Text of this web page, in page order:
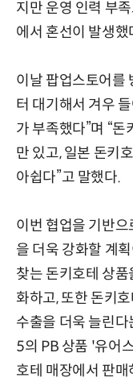
지만 운영 인력 부
에서 혼선이 발생했
이날 팝업스토어를
터 대기해서 겨우
가 부족했다”며 “
만 있고, 일본 돈키
아쉽다”고 말했다.
이번 협업을 기반
을 더욱 강화할 계
찾는 돈키호테 상
화하고, 또한 돈키
수출을 더욱 늘린
5의 PB 상품 '유어
호테 매장에서 판매